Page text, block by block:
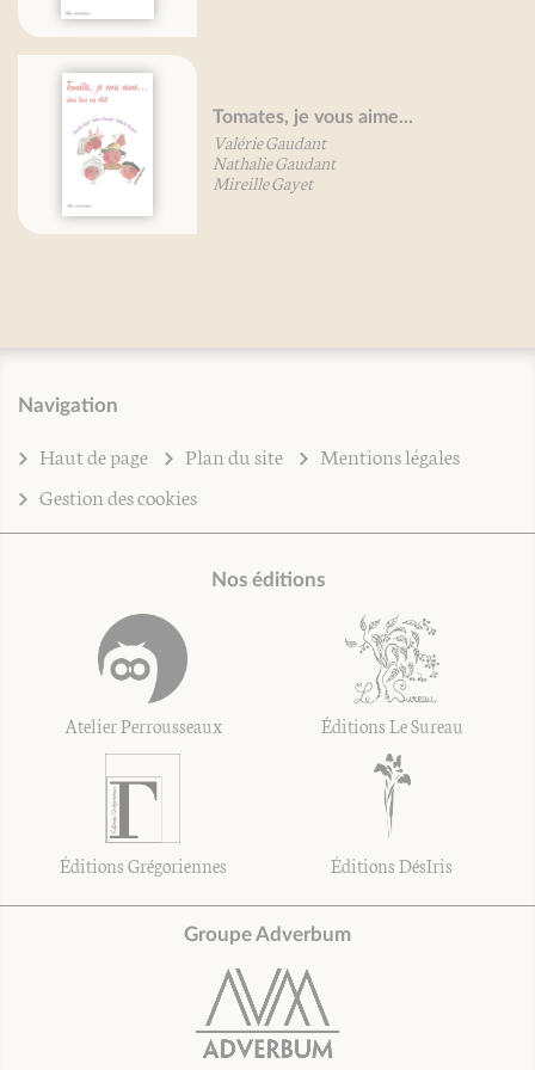
Tomates, je vous aime...
Valérie Gaudant
Nathalie Gaudant
Mireille Gayet
Navigation
Haut de page Plan du site
Mentions légales
Gestion des cookies
Nos éditions
Atelier Perrousseaux Éditions Le Sureau
Éditions Grégoriennes Éditions DésIris
Groupe Adverbum